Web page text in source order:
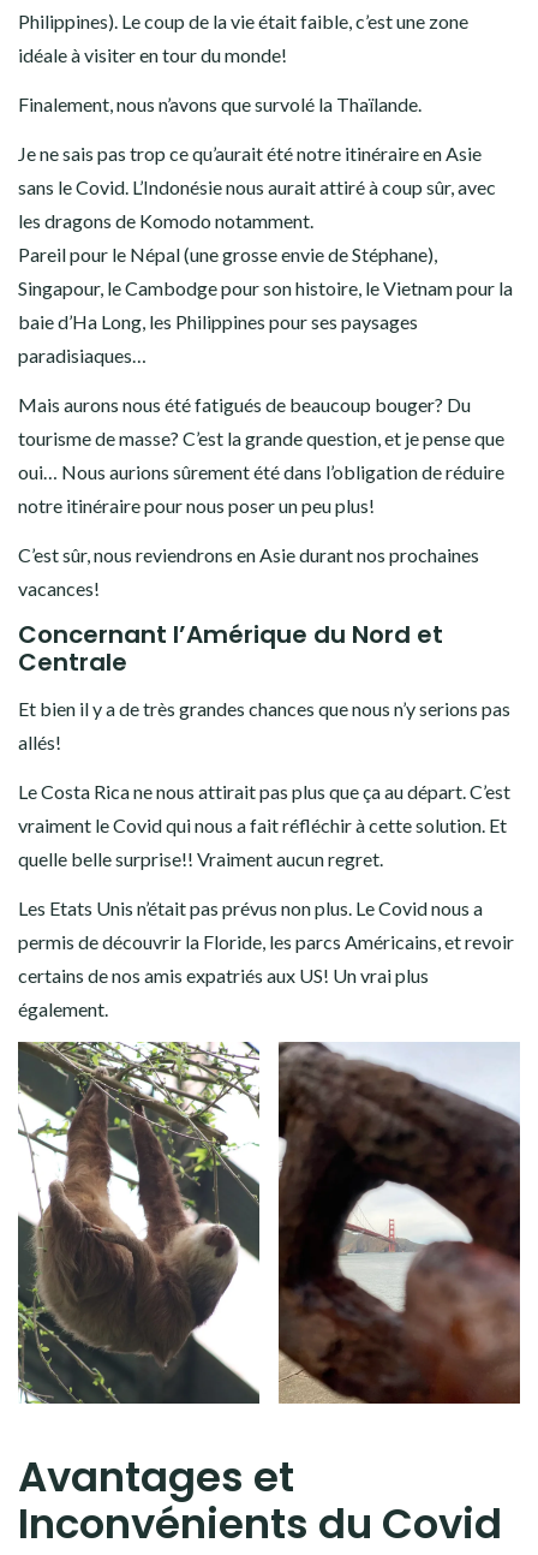
Philippines). Le coup de la vie était faible, c’est une zone
idéale à visiter en tour du monde!
Finalement, nous n’avons que survolé la Thaïlande.
Je ne sais pas trop ce qu’aurait été notre itinéraire en Asie
sans le Covid. L’Indonésie nous aurait attiré à coup sûr, avec
les dragons de Komodo notamment.
Pareil pour le Népal (une grosse envie de Stéphane),
Singapour, le Cambodge pour son histoire, le Vietnam pour la
baie d’Ha Long, les Philippines pour ses paysages
paradisiaques…
Mais aurons nous été fatigués de beaucoup bouger? Du
tourisme de masse? C’est la grande question, et je pense que
oui… Nous aurions sûrement été dans l’obligation de réduire
notre itinéraire pour nous poser un peu plus!
C’est sûr, nous reviendrons en Asie durant nos prochaines
vacances!
Concernant l’Amérique du Nord et
Centrale
Et bien il y a de très grandes chances que nous n’y serions pas
allés!
Le Costa Rica ne nous attirait pas plus que ça au départ. C’est
vraiment le Covid qui nous a fait réfléchir à cette solution. Et
quelle belle surprise!! Vraiment aucun regret.
Les Etats Unis n’était pas prévus non plus. Le Covid nous a
permis de découvrir la Floride, les parcs Américains, et revoir
certains de nos amis expatriés aux US! Un vrai plus
également.
Avantages et
Inconvénients du Covid